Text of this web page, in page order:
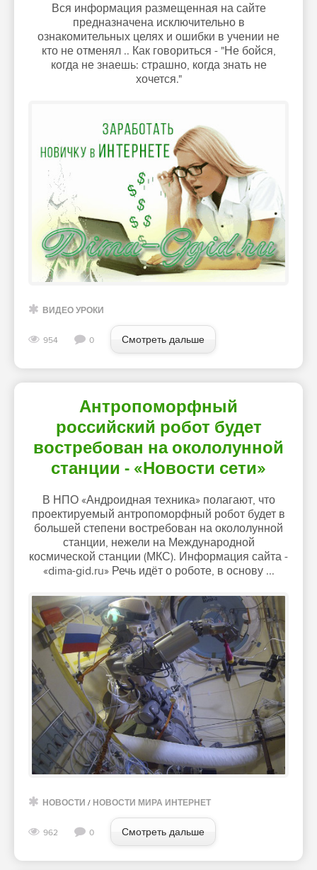
Вся информация размещенная на сайте
предназначена исключительно в
ознакомительных целях и ошибки в учении не
кто не отменял .. Как говориться - "Не бойся,
когда не знаешь: страшно, когда знать не
хочется."
ВИДЕО УРОКИ
954 0 Смотреть дальше
Антропоморфный
российский робот будет
востребован на окололунной
станции - «Новости сети»
В НПО «Андроидная техника» полагают, что
проектируемый антропоморфный робот будет в
большей степени востребован на окололунной
станции, нежели на Международной
космической станции (МКС). Информация сайта -
«dima-gid.ru» Речь идёт о роботе, в основу ...
НОВОСТИ / НОВОСТИ МИРА ИНТЕРНЕТ
962 0 Смотреть дальше